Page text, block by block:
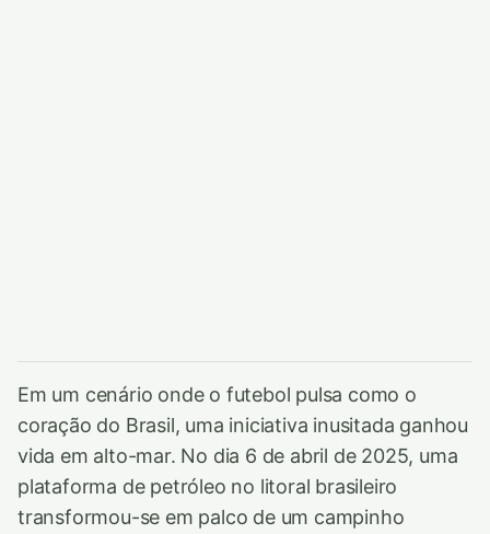
Em um cenário onde o futebol pulsa como o
coração do Brasil, uma iniciativa inusitada ganhou
vida em alto-mar. No dia 6 de abril de 2025, uma
plataforma de petróleo no litoral brasileiro
transformou-se em palco de um campinho